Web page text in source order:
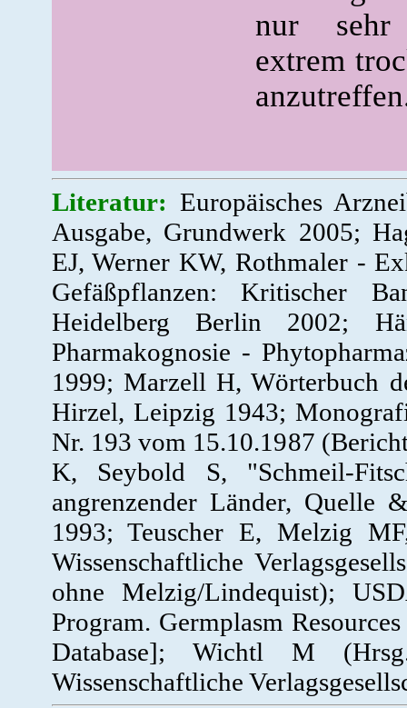
nur sehr
extrem
Literatur: Europäisches
Ausgabe, Grundwerk 2005;
EJ, Werner KW, Rothmaler -
Gefäßpflanzen: Kritischer
Heidelberg Berlin 2002;
Pharmakognosie -
1999; Marzell H, Wörterbuch
Hirzel, Leipzig 1943;
Nr. 193 vom 15.10.1987
K, Seybold S, "Schmeil-
angrenzender Länder, Quelle
1993; Teuscher E, Melzig
Wissenschaftliche
ohne Melzig/Lindequist);
Program. Germplasm
Database]; Wichtl M
Wissenschaftliche